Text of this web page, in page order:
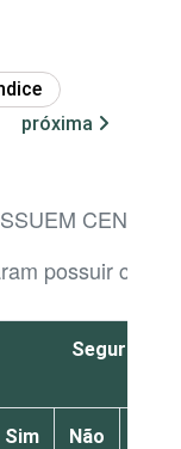
próxima
possuir
Segurança
Sim Não